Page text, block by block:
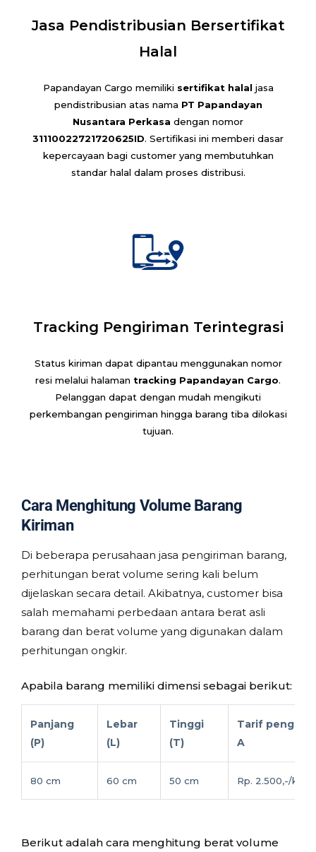
Jasa Pendistribusian Bersertifikat
Halal
Papandayan Cargo memiliki sertifikat halal jasa
pendistribusian atas nama PT Papandayan
Nusantara Perkasa dengan nomor
31110022721720625ID. Sertifikasi ini memberi dasar
kepercayaan bagi customer yang membutuhkan
standar halal dalam proses distribusi.
Tracking Pengiriman Terintegrasi
Status kiriman dapat dipantau menggunakan nomor
resi melalui halaman tracking Papandayan Cargo.
Pelanggan dapat dengan mudah mengikuti
perkembangan pengiriman hingga barang tiba dilokasi
tujuan.
Cara Menghitung Volume Barang
Kiriman
Di beberapa perusahaan jasa pengiriman barang,
perhitungan berat volume sering kali belum
dijelaskan secara detail. Akibatnya, customer bisa
salah memahami perbedaan antara berat asli
barang dan berat volume yang digunakan dalam
perhitungan ongkir.
Apabila barang memiliki dimensi sebagai berikut:
Panjang
(P)
Lebar
(L)
Tinggi
(T)
Tarif
A
80 cm 60 cm 50 cm Rp. 2.500,-/kg
Berikut adalah cara menghitung berat volume